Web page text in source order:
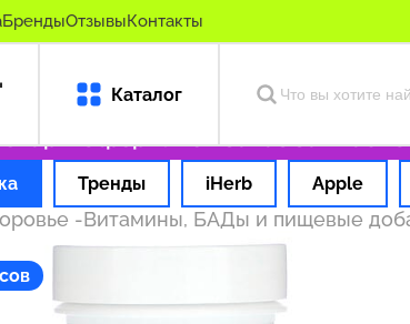
БрендыОтзывыКонтакты
Каталог
Оформляем заказ за 1 час
Тренды iHerb Apple
-Витамины, БАДы и пищевые